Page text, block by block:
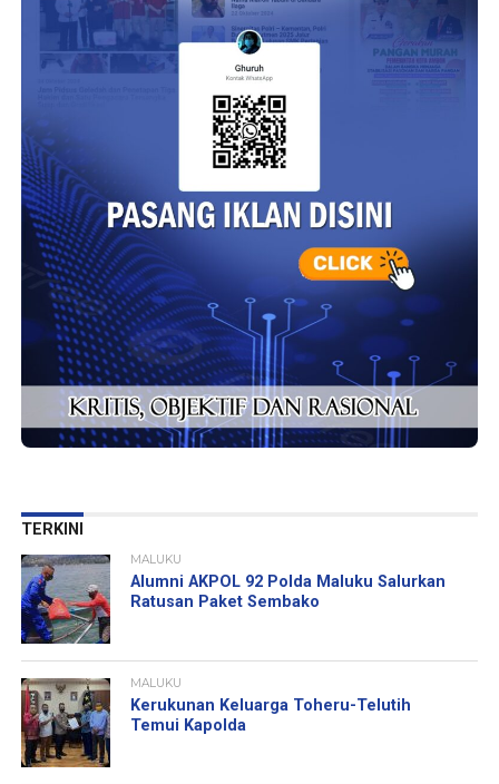
TERKINI
MALUKU
Alumni AKPOL 92 Polda Maluku Salurkan
Ratusan Paket Sembako
MALUKU
Kerukunan Keluarga Toheru-Telutih
Temui Kapolda